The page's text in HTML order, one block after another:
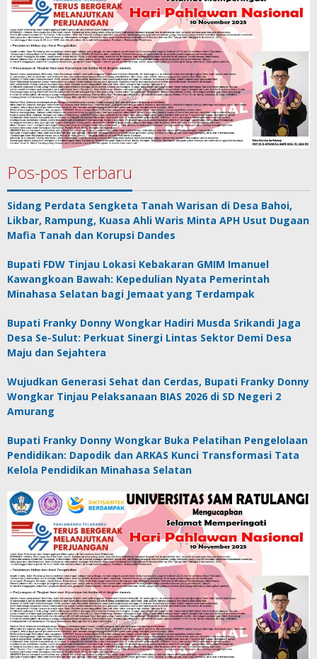
Pos-pos Terbaru
Sidang Perdata Sengketa Tanah Warisan di Desa Bahoi,
Likbar, Rampung, Kuasa Ahli Waris Minta APH Usut Dugaan
Mafia Tanah dan Korupsi Dandes
Bupati FDW Tinjau Lokasi Kebakaran GMIM Imanuel
Kawangkoan Bawah: Kepedulian Nyata Pemerintah
Minahasa Selatan bagi Jemaat yang Terdampak
Bupati Franky Donny Wongkar Hadiri Musda Srikandi Jaga
Desa Se-Sulut: Perkuat Sinergi Lintas Sektor Demi Desa
Maju dan Sejahtera
Wujudkan Generasi Sehat dan Cerdas, Bupati Franky Donny
Wongkar Tinjau Pelaksanaan BIAS 2026 di SD Negeri 2
Amurang
Bupati Franky Donny Wongkar Buka Pelatihan Pengelolaan
Pendidikan: Dapodik dan ARKAS Kunci Transformasi Tata
Kelola Pendidikan Minahasa Selatan